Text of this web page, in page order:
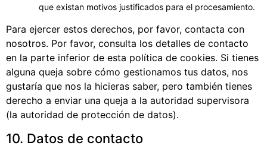
que existan motivos justificados para el procesamiento.
Para ejercer estos derechos, por favor, contacta con
nosotros. Por favor, consulta los detalles de contacto
en la parte inferior de esta política de cookies. Si tienes
alguna queja sobre cómo gestionamos tus datos, nos
gustaría que nos la hicieras saber, pero también tienes
derecho a enviar una queja a la autoridad supervisora
(la autoridad de protección de datos).
10. Datos de contacto